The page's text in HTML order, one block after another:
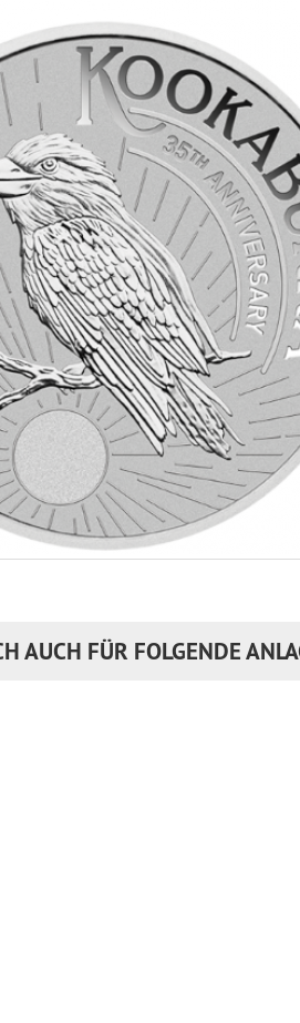
AUCH FÜR FOLGENDE